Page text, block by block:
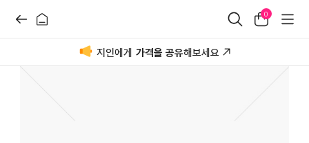
0
지인에게 가격을 공유해보세요